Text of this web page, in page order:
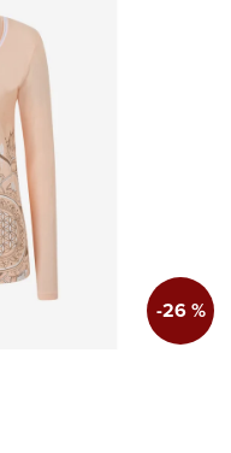
-26 %